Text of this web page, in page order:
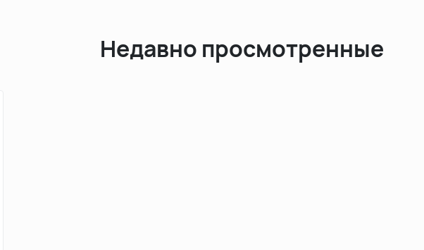
Недавно просмотренные